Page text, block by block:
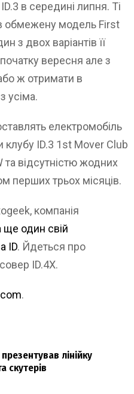
в середині липня. Ті
обмежену модель First
з двох варіантів її
вересня але з
ж отримати в
усіма.
електромобіль
клубу ID.3 1st Mover Club
відсутністю жодних
перших трьох місяців.
компанія
ще один свій
ID. Йдеться про
ID.4X.
.
лінійку
скутерів